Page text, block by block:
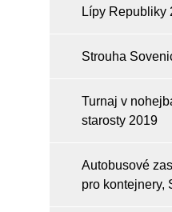
Lípy Republiky
Strouha
Turnaj v
starosty 2019
Autobusové
pro kontejnery,